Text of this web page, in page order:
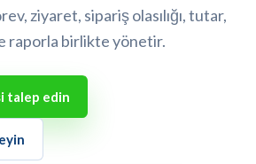
ziyaret, sipariş olasılığı, tutar,
raporla birlikte yönetir.
talep edin